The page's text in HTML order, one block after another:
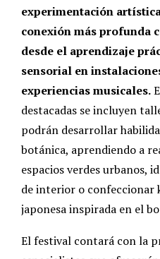
experimentación
conexión más profunda
desde el aprendizaje
sensorial en
experiencias musicales.
destacadas se incluyen
podrán desarrollar
botánica, aprendiendo a
espacios verdes urbanos,
de interior o confeccionar
japonesa inspirada en el
El festival contará con la